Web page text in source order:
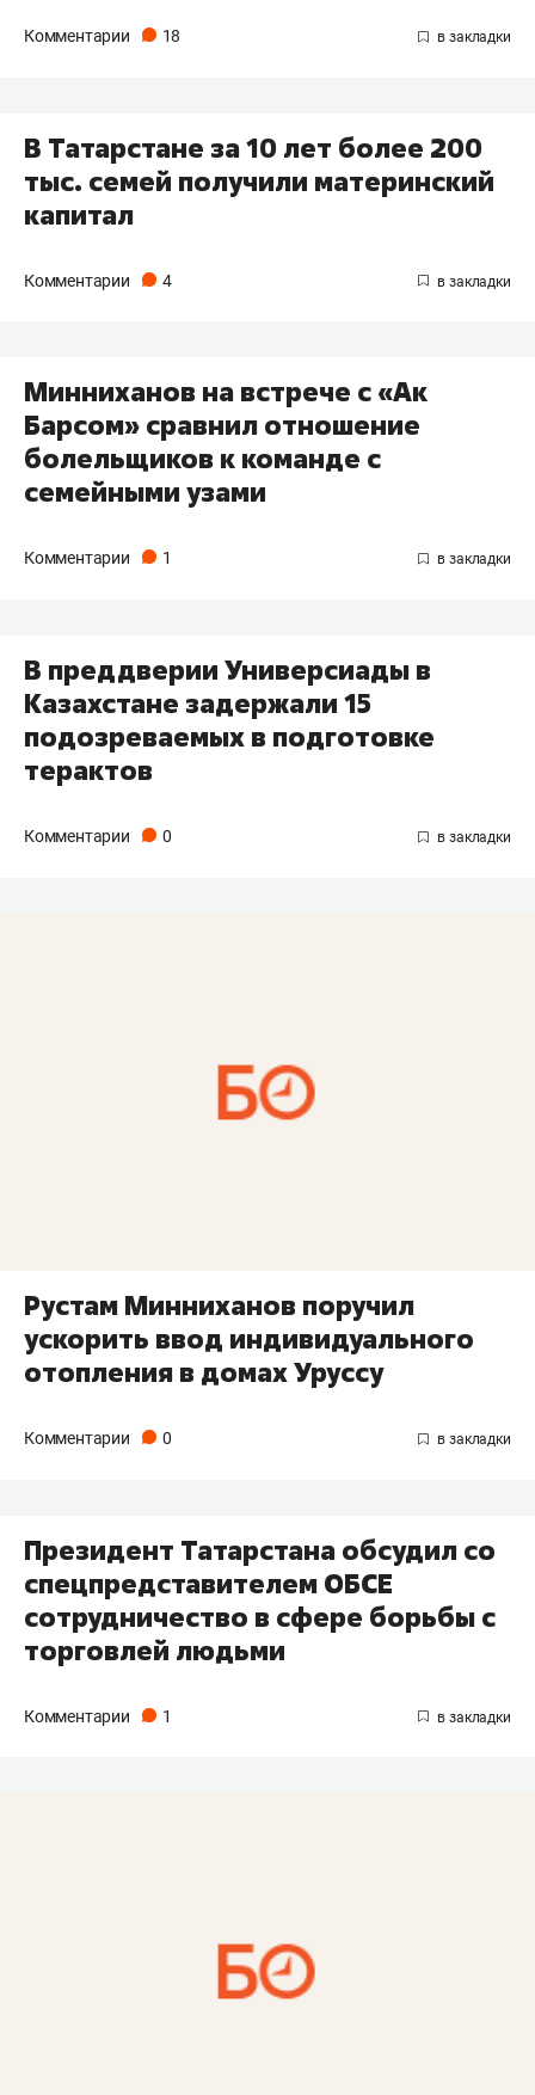
Комментарии 18
​В Татарстане за 10 лет более 200
тыс. семей получили материнский
капитал
Комментарии 4
Минниханов на встрече с «Ак
Барсом» сравнил отношение
болельщиков к команде с
семейными узами
Комментарии 1
​В преддверии Универсиады в
Казахстане задержали 15
подозреваемых в подготовке
терактов
Комментарии 0
Рустам Минниханов поручил
ускорить ввод индивидуального
отопления в домах Уруссу
Комментарии 0
​Президент Татарстана обсудил со
спецпредставителем ОБСЕ
сотрудничество в сфере борьбы с
торговлей людьми
Комментарии 1